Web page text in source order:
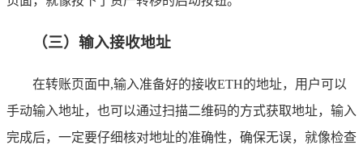
（三）输入接收地址
在转账页面中,输入准备好的接收ETH的地址，用户可以
手动输入地址，也可以通过扫描二维码的方式获取地址，输入
完成后，一定要仔细核对地址的准确性，确保无误，就像检查